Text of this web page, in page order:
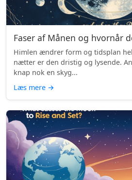
Faser af Månen og hvornår
Himlen ændrer form og tidsplan
nætter er den dristig og lysende.
knap nok en skyg...
Læs mere →